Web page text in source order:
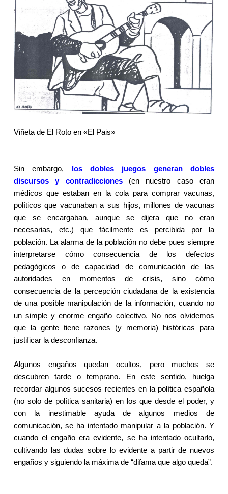
Viñeta de El Roto en «El Pais»
Sin embargo,
los dobles juegos generan dobles
discursos y contradicciones(en nuestro caso eran
médicos que estaban en la cola para comprar vacunas,
políticos que vacunaban a sus hijos, millones de vacunas
que se encargaban, aunque se dijera que no eran
necesarias, etc.) que fácilmente es percibida por la
población. La alarma de la población no debe pues siempre
interpretarse cómo consecuencia de los defectos
pedagógicos o de capacidad de comunicación de las
autoridades en momentos de crisis, sino cómo
consecuencia de la percepción ciudadana de la existencia
de una posible manipulación de la información, cuando no
un simple y enorme engaño colectivo. No nos olvidemos
que la gente tiene razones (y memoria) históricas para
justificar la desconfianza.
Algunos engaños quedan ocultos, pero muchos se
descubren tarde o temprano. En este sentido, huelga
recordar algunos sucesos recientes en la política española
(no solo de política sanitaria) en los que desde el poder, y
con la inestimable ayuda de algunos medios de
comunicación, se ha intentado manipular a la población. Y
cuando el engaño era evidente, se ha intentado ocultarlo,
cultivando las dudas sobre lo evidente a partir de nuevos
engaños y siguiendo la máxima de “difama que algo queda”.